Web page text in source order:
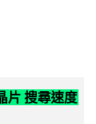
片 搜尋速度